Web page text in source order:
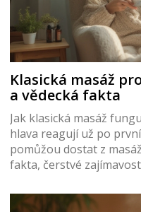
Klasická masáž
a vědecká fakta
Jak klasická masáž
hlava reagují už po
pomůžou dostat z
fakta, čerstvé